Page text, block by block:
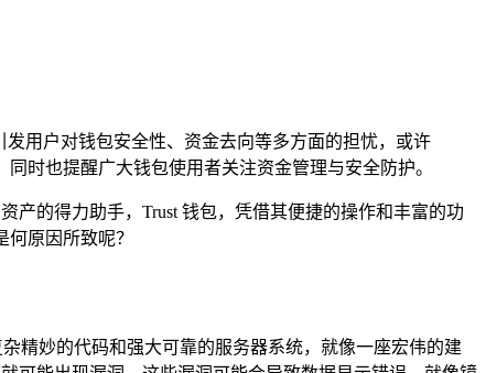
用户对钱包安全性、资金去向等多方面的担忧，或许
时也提醒广大钱包使用者关注资金管理与安全防护。
产的得力助手，Trust 钱包，凭借其便捷的操作和丰富的功
原因所致呢？
精妙的代码和强大可靠的服务器系统，就像一座宏伟的建